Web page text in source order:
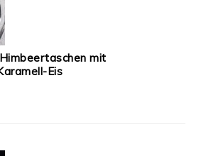
mit
Eis